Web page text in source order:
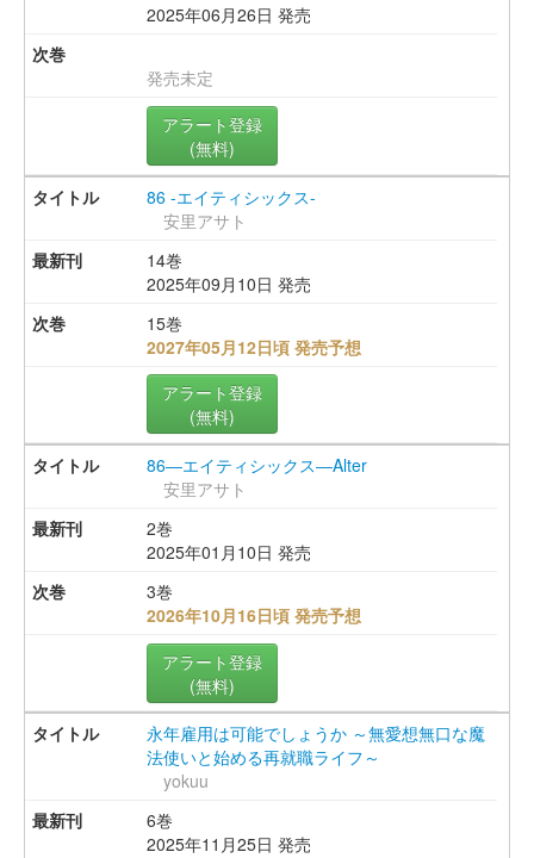
2025年06月26日 発売
発売未定
アラート登録
(無料)
86 -エイティシックス-
安里アサト
14巻
2025年09月10日 発売
15巻
2027年05月12日頃 発売予想
アラート登録
(無料)
86―エイティシックス―Alter
安里アサト
2巻
2025年01月10日 発売
3巻
2026年10月16日頃 発売予想
アラート登録
(無料)
永年雇用は可能でしょうか ～無愛想無口な魔
法使いと始める再就職ライフ～
yokuu
6巻
2025年11月25日 発売